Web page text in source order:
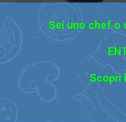
Sei uno chef
Scopri